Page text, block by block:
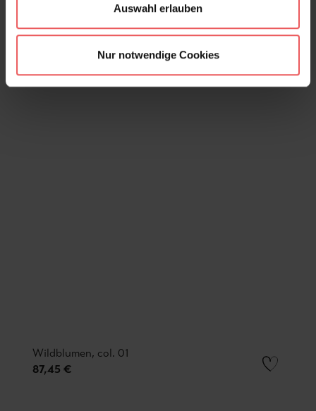
Auswahl erlauben
Nur notwendige Cookies
Wildblumen, col. 01
87,45 €